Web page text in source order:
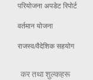
परियोजना अपडेट रिपोर्ट
वर्तमान योजना
राजस्व/वैदेशिक सहयोग
कर तथा शुल्कहरू